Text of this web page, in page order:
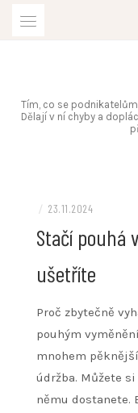
Tím, co se
Dělají v ní chyby a
/ 23.11.2024
Stačí pouhá
ušetříte
Proč zbytečně
pouhým
mnohem
údržba. Můžete
němu dostanete.